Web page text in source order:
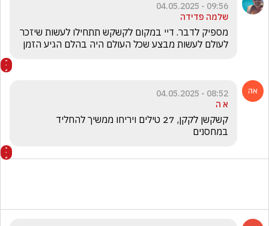
09:56 - 04.05.2025
שלמה פדידה
לעולם לעשות מבצע שכל העולם היה בהלם הגיע הזמן
08:52 - 04.05.2025
א ה
במחסנים